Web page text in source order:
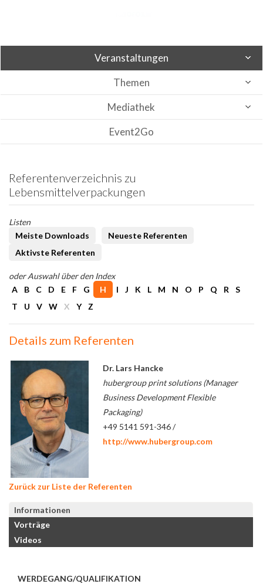
Veranstaltungen
Themen
Mediathek
Event2Go
Referentenverzeichnis zu
Lebensmittelverpackungen
Listen
Meiste Downloads
Neueste Referenten
Aktivste Referenten
oder Auswahl über den Index
A
B C D E F G H I J K L M N O P Q R
S
T
U V W X Y Z
Details zum Referenten
Dr. Lars Hancke
hubergroup print solutions (Manager
Business Development Flexible
Packaging)
+49 5141 591-346 /
http://www.hubergroup.com
Zurück zur Liste der Referenten
Informationen
Vorträge
Videos
WERDEGANG/QUALIFIKATION